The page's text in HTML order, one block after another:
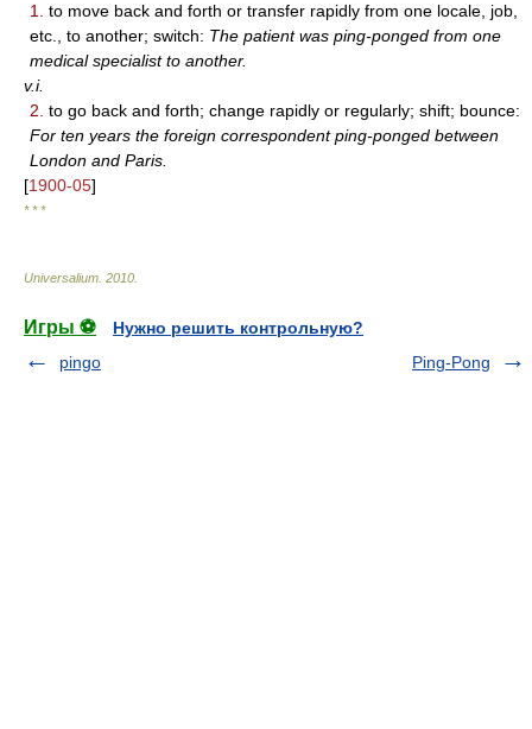
1.
to move back and forth or transfer rapidly from one locale, job,
etc., to another; switch: The patient was ping-ponged from one
medical specialist to another.
v.i.
2. to go back and forth; change rapidly or regularly; shift; bounce:
For ten years the foreign correspondent ping-ponged between
London and Paris.
[1900-05]
* * *
Universalium 2010
Игры ⚽
Нужно решить контрольную?
pingo
Ping-Pong